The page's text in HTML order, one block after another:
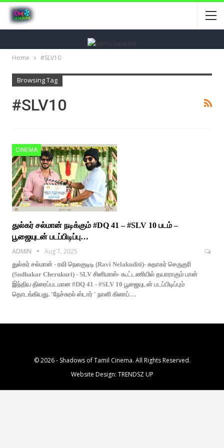
Home #SLV10
Browsing Tag
#SLV10
CINEMA
துல்கர் சல்மான் நடிக்கும் #DQ 41 – #SLV 10 படம் –
பூஜையுடன் படப்பிடிப்பு…
ADMIN
Aug 7, 2025
துல்கர் சல்மான் - ரவி நெலகுடிடி (Ravi Nelakuditi)- சுதாகர் செருகுரி
(Sudhakar Cherukuri) - SLV சினிமாஸ்- கூட்டணியில் தயாராகும் பான்
இந்திய திரைப்படமான #DQ 41 - #SLV 10 பூஜையுடன் படப்பிடிப்பும்
தொடங்கியது. 'நேச்சுரல் ஸ்டார் ' நானி கிளாப்…
© 2026 - Shadows of Tamil Cinema. All Rights Reserved.
Website Design: TRENDSZ UP